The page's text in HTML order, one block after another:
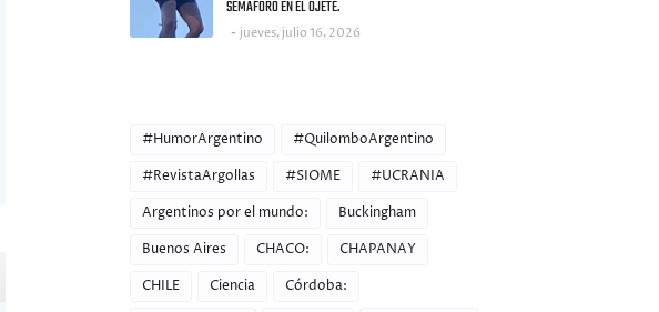
SEMAFORO EN EL OJETE.
jueves, julio 16, 2026
#HumorArgentino
#QuilomboArgentino
#RevistaArgollas
#SIOME
#UCRANIA
Argentinos por el mundo:
Buckingham
Buenos Aires
CHACO:
CHAPANAY
CHILE
Ciencia
Córdoba: